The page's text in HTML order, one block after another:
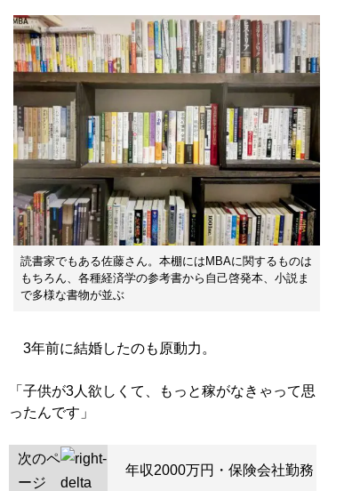
読書家でもある佐藤さん。本棚にはMBAに関するものは
もちろん、各種経済学の参考書から自己啓発本、小説ま
で多様な書物が並ぶ
3年前に結婚したのも原動力。
「子供が3人欲しくて、もっと稼がなきゃって思
ったんです」
次のペ
ージ
年収2000万円・保険会社勤務